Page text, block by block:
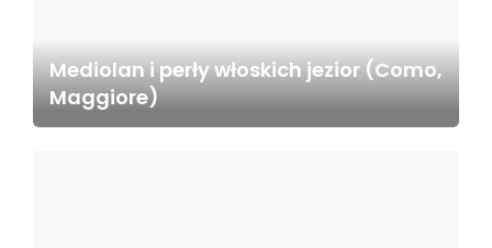
Mediolan i perły włoskich jezior (Como,
Maggiore)